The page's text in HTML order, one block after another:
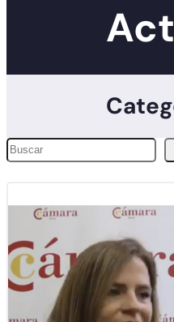
Buscar